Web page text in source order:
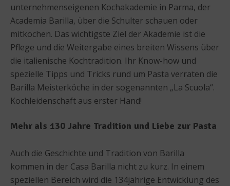
unternehmenseigenen Kochakademie in Parma, der
Academia Barilla, über die Schulter schauen oder
mitkochen. Das wichtigste Ziel der Akademie ist die
Pflege und die Weitergabe eines breiten Wissens über
die italienische Kochtradition. Ihr Know-how und
spezielle Tipps und Tricks rund um Pasta verraten die
Barilla Meisterköche in der sogenannten „La Scuola“.
Kochleidenschaft aus erster Hand!
Mehr als 130 Jahre Tradition und Liebe zur Pasta
Auch die Geschichte und Tradition von Barilla
kommen in der Casa Barilla nicht zu kurz. In einem
speziellen Bereich wird die 134jährige Entwicklung des